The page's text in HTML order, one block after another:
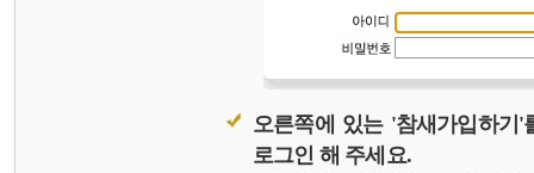
오른쪽에 있는 '참새가입하기
로그인 해 주세요.